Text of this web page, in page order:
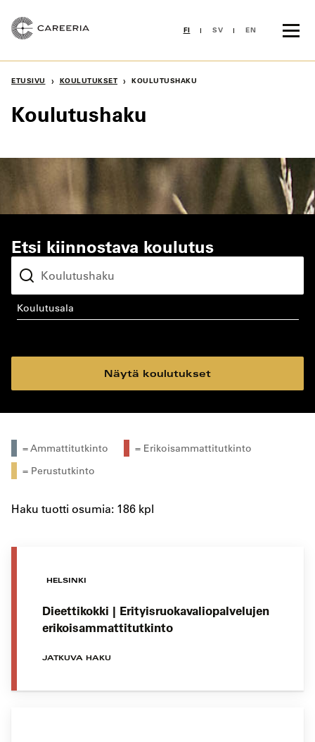
sisältöön
FI SV EN
ETUSIVU › KOULUTUKSET › KOULUTUSHAKU
Koulutushaku
Etsi kiinnostava koulutus
koulutusala
Näytä koulutukset
= Ammattitutkinto
= Erikoisammattitutkinto
= Perustutkinto
Haku tuotti osumia: 186 kpl
HELSINKI
Dieettikokki | Erityisruokavaliopalvelujen
erikoisammattitutkinto
JATKUVA HAKU